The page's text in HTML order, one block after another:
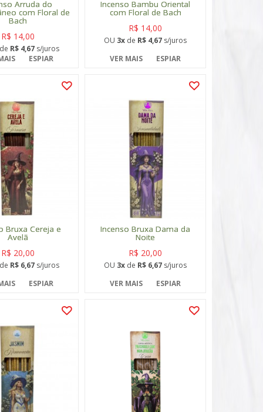
Arruda do
com Floral de
Bach
R$ 14,00
R$ 4,67 s/juros
ESPIAR
Incenso Bambu Oriental
com Floral de Bach
R$ 14,00
OU 3x de R$ 4,67 s/juros
VER MAIS
ESPIAR
Bruxa Cereja e
Avelã
R$ 20,00
R$ 6,67 s/juros
ESPIAR
Incenso Bruxa Dama da
Noite
R$ 20,00
OU 3x de R$ 6,67 s/juros
VER MAIS
ESPIAR